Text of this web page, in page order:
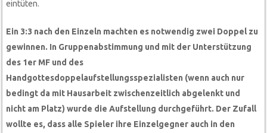
eintüten.
Ein 3:3 nach den Einzeln machten es notwendig zwei Doppel zu
gewinnen. In Gruppenabstimmung und mit der Unterstützung
des 1er MF und des
Handgottesdoppelaufstellungsspezialisten (wenn auch nur
bedingt da mit Hausarbeit zwischenzeitlich abgelenkt und
nicht am Platz) wurde die Aufstellung durchgeführt. Der Zufall
wollte es, dass alle Spieler ihre Einzelgegner auch in den